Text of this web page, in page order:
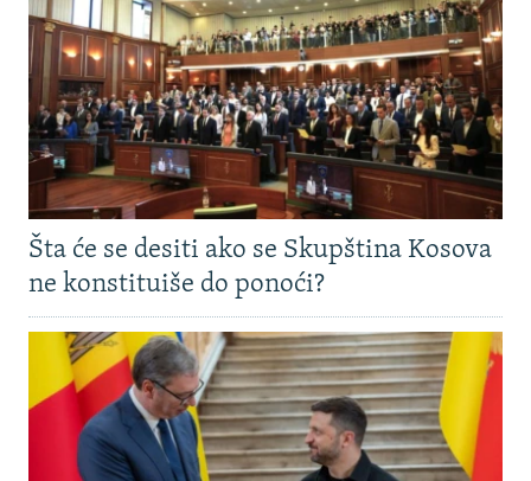
Šta će se desiti ako se Skupština Kosova
ne konstituiše do ponoći?